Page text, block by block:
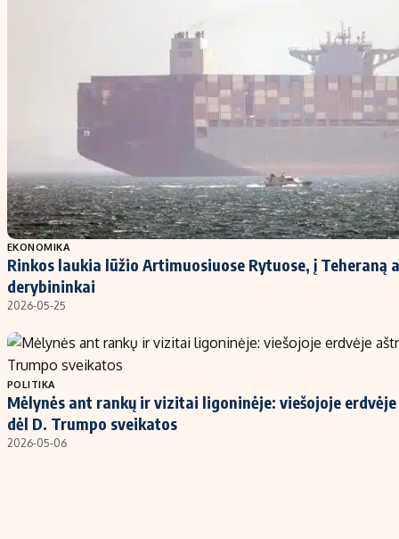
EKONOMIKA
Rinkos laukia lūžio Artimuosiuose Rytuose, į Teheraną
derybininkai
2026-05-25
POLITIKA
Mėlynės ant rankų ir vizitai ligoninėje: viešojoje
dėl D. Trumpo sveikatos
2026-05-06